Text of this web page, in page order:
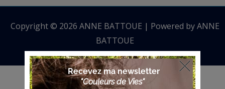
Copyright © 2026 ANNE BATTOUE | Powered by ANNE
BATTOUE